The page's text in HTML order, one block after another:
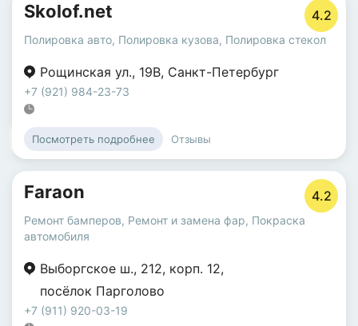
Skolof.net 4.2
Полировка авто, Полировка кузова, Полировка стекол
Рощинская ул., 19В, Санкт-Петербург
+7 (921) 984-23-73
Посмотреть подробнее Отзывы
Faraon 4.2
Ремонт бамперов, Ремонт и замена фар, Покраска
автомобиля
Выборгское ш., 212, корп. 12,
посёлок Парголово
+7 (911) 920-03-19